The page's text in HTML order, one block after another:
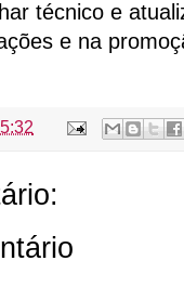
técnico e
e na